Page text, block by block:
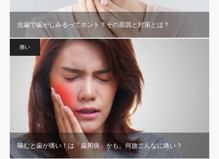
虫歯で歯がしみるってホント？その原因と対策とは？
痛い
噛むと歯が痛い！は「歯周病」かも。何故こんなに痛い？